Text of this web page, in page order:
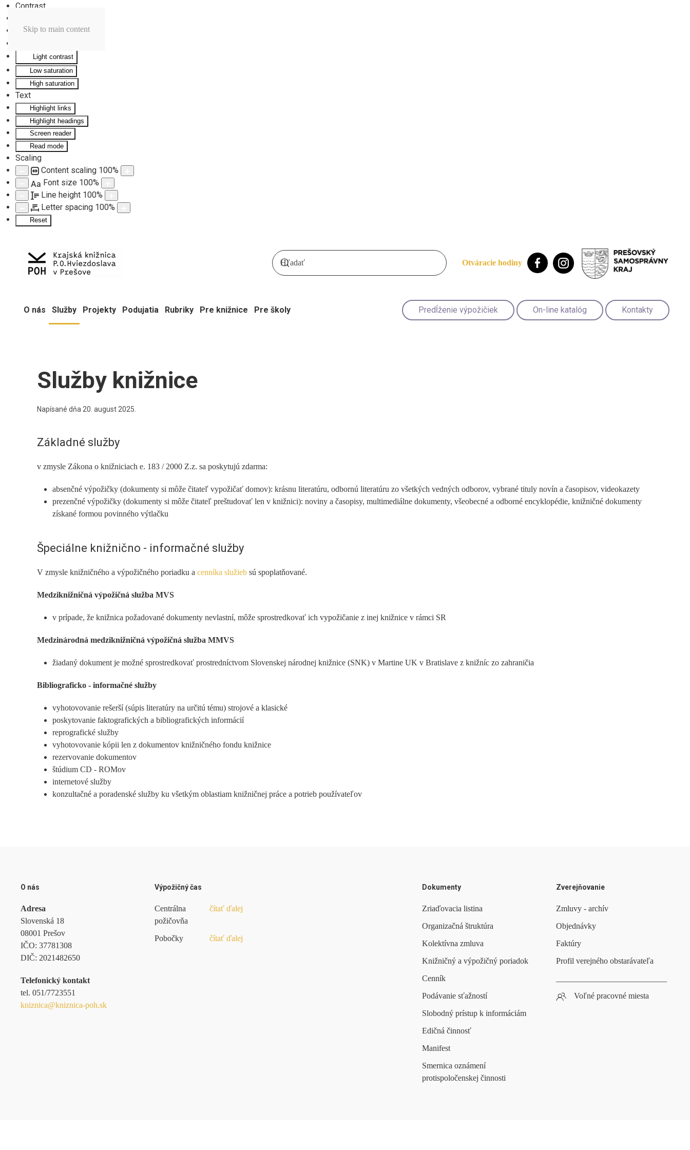
Contrast
Monochrome
Light contrast
Low saturation
High saturation
Text
Highlight links
Highlight headings
Screen reader
Read mode
Scaling
Content scaling 100%
Aa Font size 100%
Line height 100%
Letter spacing 100%
Reset
Skip to main content
Otváracie hodiny
O nás Služby Projekty Podujatia Rubriky Pre knižnice Pre školy Predĺženie výpožičiek On-line katalóg Kontakty
Služby knižnice
Napísané dňa 20. august 2025
Základné služby
v zmysle Zákona o knižniciach e. 183 / 2000 Z.z. sa poskytujú zdarma:
absenčné výpožičky (dokumenty si môže čitateľ vypožičať domov): krásnu literatúru, odbornú literatúru zo všetkých vedných odborov, vybrané tituly novín a časopisov, videokazety
prezenčné výpožičky (dokumenty si môže čitateľ preštudovať len v knižnici): noviny a časopisy, multimediálne dokumenty, všeobecné a odborné encyklopédie, knižničné dokumenty
získané formou povinného výtlačku
Špeciálne knižnično - informačné služby
V zmysle knižničného a výpožičného poriadku a cenníka služieb sú spoplatňované.
Medziknižničná výpožičná služba MVS
v prípade, že knižnica požadované dokumenty nevlastní, môže sprostredkovať ich vypožičanie z inej knižnice v rámci SR
Medzinárodná medziknižničná výpožičná služba MMVS
žiadaný dokument je možné sprostredkovať prostredníctvom Slovenskej národnej knižnice (SNK) v Martine UK v Bratislave z knižníc zo zahraničia
Bibliograficko - informačné služby
vyhotovovanie rešerší (súpis literatúry na určitú tému) strojové a klasické
poskytovanie faktografických a bibliografických informácií
reprografické služby
vyhotovovanie kópii len z dokumentov knižničného fondu knižnice
rezervovanie dokumentov
štúdium CD - ROMov
internetové služby
konzultačné a poradenské služby ku všetkým oblastiam knižničnej práce a potrieb používateľov
O nás
Adresa
Slovenská 18
08001 Prešov
IČO: 37781308
DIČ: 2021482650
Telefonický kontakt
tel. 051/7723551
kniznica@kniznica-poh.sk
Výpožičný čas
Centrálna
požičovňa
čítať ďalej
Pobočky čítať ďalej
Dokumenty
Zriaďovacia listina
Organizačná štruktúra
Kolektívna zmluva
Knižničný a výpožičný poriadok
Cenník
Podávanie sťažností
Slobodný prístup k informáciám
Edičná činnosť
Manifest
Smernica oznámení
protispoločenskej činnosti
Zverejňovanie
Zmluvy - archív
Objednávky
Faktúry
Profil verejného obstarávateľa
Voľné pracovné miesta